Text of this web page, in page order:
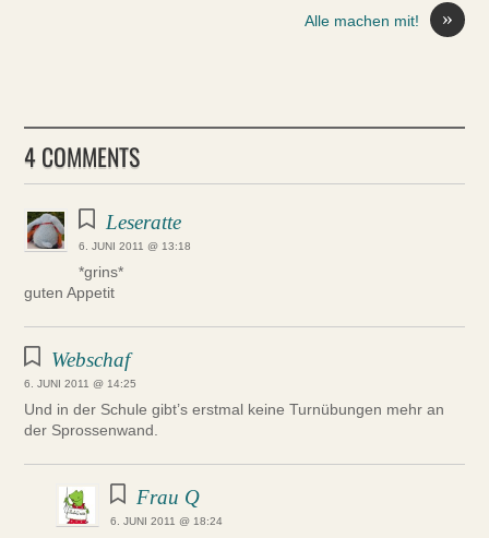
»
Alle machen mit!
4 COMMENTS
Leseratte
6. JUNI 2011 @ 13:18
*grins*
guten Appetit
Webschaf
6. JUNI 2011 @ 14:25
Und in der Schule gibt’s erstmal keine Turnübungen mehr an
der Sprossenwand.
Frau Q
6. JUNI 2011 @ 18:24